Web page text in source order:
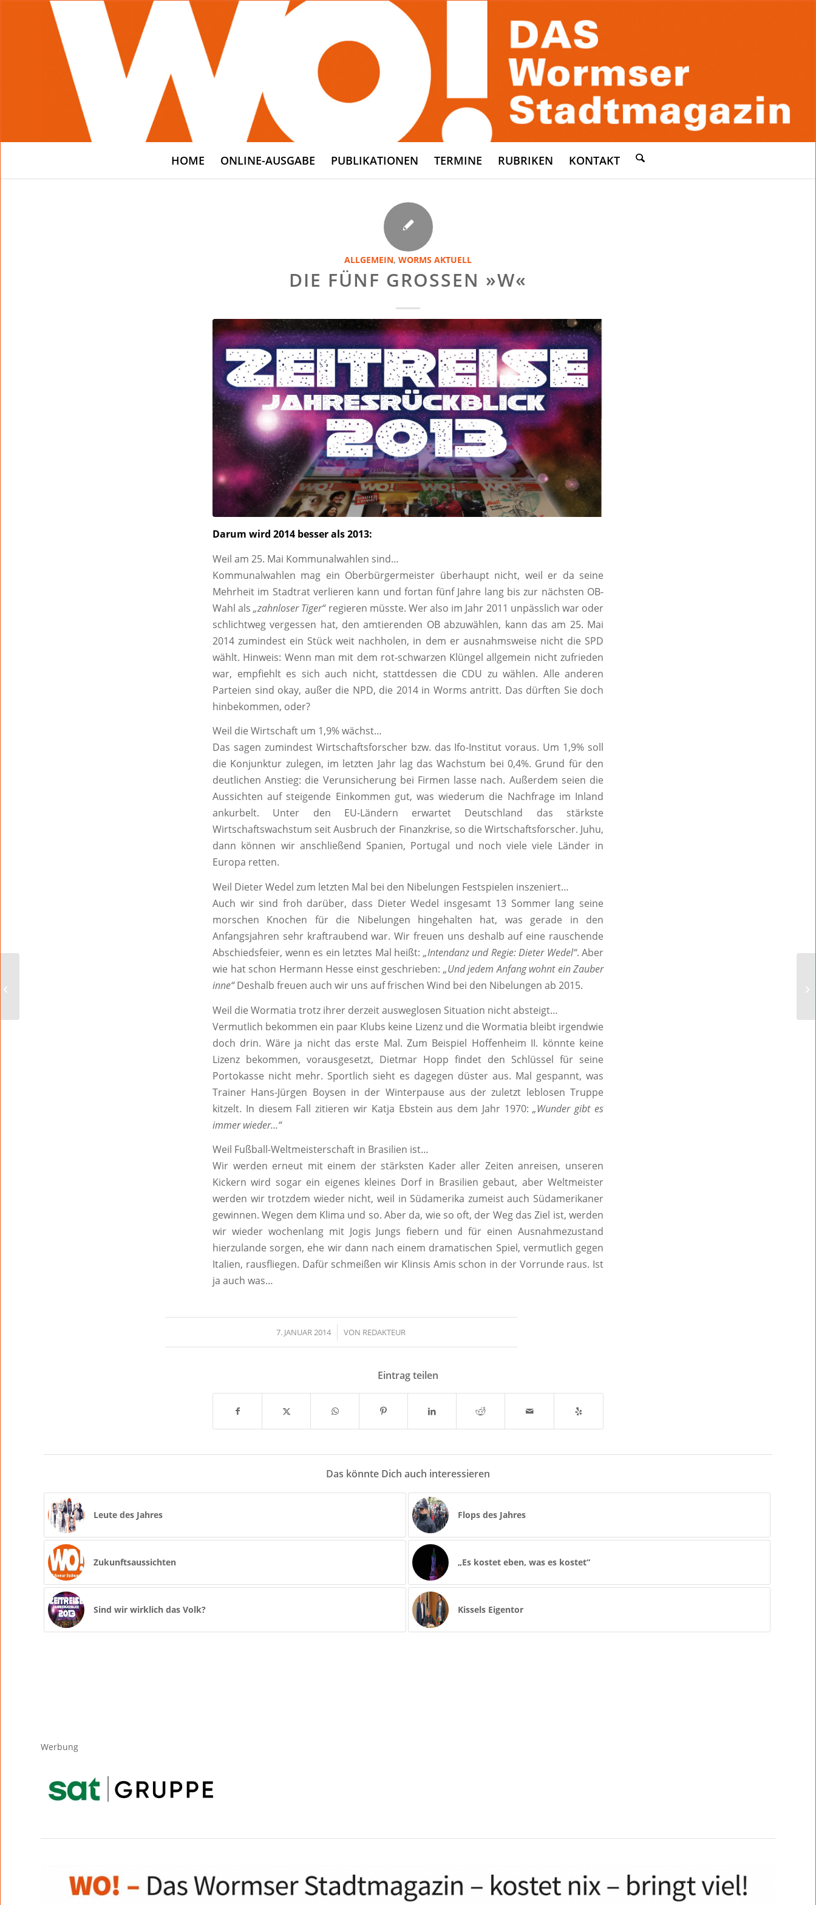
HOME ONLINE-AUSGABE PUBLIKATIONEN TERMINE RUBRIKEN KONTAKT
ALLGEMEIN, WORMS AKTUELL
DIE FÜNF GROSSEN »W«
Darum wird 2014 besser als 2013:
Weil am 25. Mai Kommunalwahlen sind…
Kommunalwahlen mag ein Oberbürgermeister überhaupt nicht, weil er da seine
Mehrheit im Stadtrat verlieren kann und fortan fünf Jahre lang bis zur nächsten OB-
Wahl als„zahnloser Tiger“regieren müsste. Wer also im Jahr 2011 unpässlich war oder
schlichtweg vergessen hat, den amtierenden OB abzuwählen, kann das am 25. Mai
2014 zumindest ein Stück weit nachholen, in dem er ausnahmsweise nicht die SPD
wählt. Hinweis: Wenn man mit dem rot-schwarzen Klüngel allgemein nicht zufrieden
war, empfiehlt es sich auch nicht, stattdessen die CDU zu wählen. Alle anderen
Parteien sind okay, außer die NPD, die 2014 in Worms antritt. Das dürften Sie doch
hinbekommen, oder?
Weil die Wirtschaft um 1,9% wächst…
Das sagen zumindest Wirtschaftsforscher bzw. das Ifo-Institut voraus. Um 1,9% soll
die Konjunktur zulegen, im letzten Jahr lag das Wachstum bei 0,4%. Grund für den
deutlichen Anstieg: die Verunsicherung bei Firmen lasse nach. Außerdem seien die
Aussichten auf steigende Einkommen gut, was wiederum die Nachfrage im Inland
ankurbelt. Unter den EU-Ländern erwartet Deutschland das stärkste
Wirtschaftswachstum seit Ausbruch der Finanzkrise, so die Wirtschaftsforscher. Juhu,
dann können wir anschließend Spanien, Portugal und noch viele viele Länder in
Europa retten.
Weil Dieter Wedel zum letzten Mal bei den Nibelungen Festspielen inszeniert…
Auch wir sind froh darüber, dass Dieter Wedel insgesamt 13 Sommer lang seine
morschen Knochen für die Nibelungen hingehalten hat, was gerade in den
Anfangsjahren sehr kraftraubend war. Wir freuen uns deshalb auf eine rauschende
Abschiedsfeier, wenn es ein letztes Mal heißt: „Intendanz und Regie: Dieter Wedel“. Aber
wie hat schon Hermann Hesse einst geschrieben: „Und jedem Anfang wohnt ein Zauber
inne“Deshalb freuen auch wir uns auf frischen Wind bei den Nibelungen ab 2015.
Weil die Wormatia trotz ihrer derzeit ausweglosen Situation nicht absteigt…
Vermutlich bekommen ein paar Klubs keine Lizenz und die Wormatia bleibt irgendwie
doch drin. Wäre ja nicht das erste Mal. Zum Beispiel Hoffenheim II. könnte keine
Lizenz bekommen, vorausgesetzt, Dietmar Hopp findet den Schlüssel für seine
Portokasse nicht mehr. Sportlich sieht es dagegen düster aus. Mal gespannt, was
Trainer Hans-Jürgen Boysen in der Winterpause aus der zuletzt leblosen Truppe
kitzelt. In diesem Fall zitieren wir Katja Ebstein aus dem Jahr 1970:„Wunder gibt es
immer wieder…“
Weil Fußball-Weltmeisterschaft in Brasilien ist…
Wir werden erneut mit einem der stärksten Kader aller Zeiten anreisen, unseren
Kickern wird sogar ein eigenes kleines Dorf in Brasilien gebaut, aber Weltmeister
werden wir trotzdem wieder nicht, weil in Südamerika zumeist auch Südamerikaner
gewinnen. Wegen dem Klima und so. Aber da, wie so oft, der Weg das Ziel ist, werden
wir wieder wochenlang mit Jogis Jungs fiebern und für einen Ausnahmezustand
hierzulande sorgen, ehe wir dann nach einem dramatischen Spiel, vermutlich gegen
Italien, rausfliegen. Dafür schmeißen wir Klinsis Amis schon in der Vorrunde raus. Ist
ja auch was…
7. JANUAR 2014
/ VON REDAKTEUR
Eintrag teilen
Das könnte Dich auch interessieren
Leute des Jahres Flops des Jahres
Zukunftsaussichten „Es kostet eben, was es kostet“
Sind wir wirklich das Volk? Kissels Eigentor
Werbung